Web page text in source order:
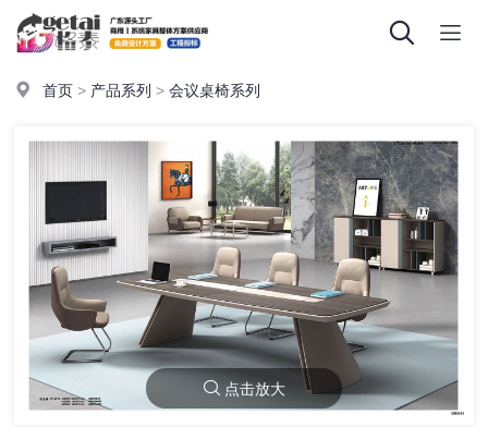
首页 > 产品系列 >会议桌椅系列
点击放大